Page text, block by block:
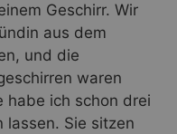
Geschirr. Wir
aus dem
und die
waren
habe ich schon drei
lassen. Sie sitzen